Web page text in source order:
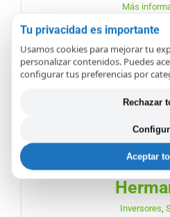
Más
Servicio de
Inversores
Inversores,
Tu privacidad es importante
Usamos cookies para mejorar tu
personalizar contenidos. Puedes
configurar tus preferencias por
Rechazar
Aceptar